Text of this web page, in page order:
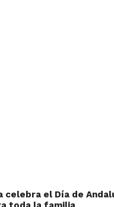
celebra el Día de